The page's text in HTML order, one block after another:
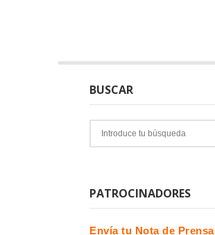
BUSCAR
PATROCINADORES
Envía tu Nota de Prensa